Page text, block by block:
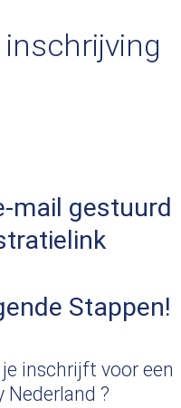
inschrijving
mail gestuurd
Stappen!
inschrijft voor een
Nederland ?